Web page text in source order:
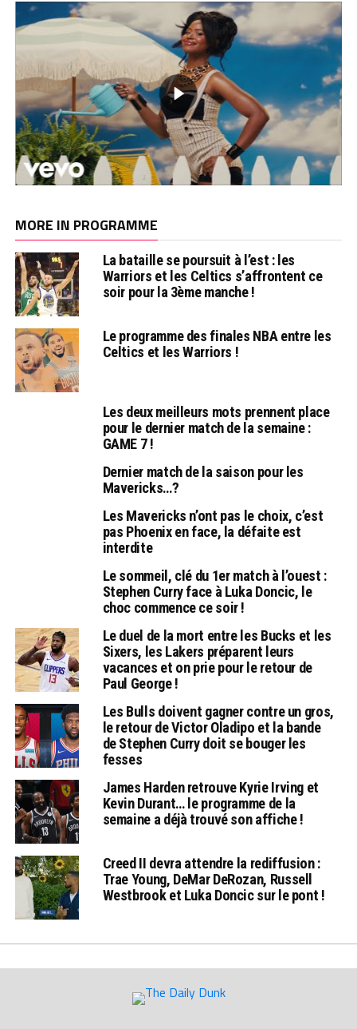
MORE IN PROGRAMME
La bataille se poursuit à l’est : les
Warriors et les Celtics s’affrontent ce
soir pour la 3ème manche !
Le programme des finales NBA entre les
Celtics et les Warriors !
Les deux meilleurs mots prennent place
pour le dernier match de la semaine :
GAME 7 !
Dernier match de la saison pour les
Mavericks…?
Les Mavericks n’ont pas le choix, c’est
pas Phoenix en face, la défaite est
interdite
Le sommeil, clé du 1er match à l’ouest :
Stephen Curry face à Luka Doncic, le
choc commence ce soir !
Le duel de la mort entre les Bucks et les
Sixers, les Lakers préparent leurs
vacances et on prie pour le retour de
Paul George !
Les Bulls doivent gagner contre un gros,
le retour de Victor Oladipo et la bande
de Stephen Curry doit se bouger les
fesses
James Harden retrouve Kyrie Irving et
Kevin Durant… le programme de la
semaine a déjà trouvé son affiche !
Creed II devra attendre la rediffusion :
Trae Young, DeMar DeRozan, Russell
Westbrook et Luka Doncic sur le pont !